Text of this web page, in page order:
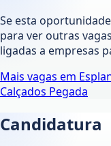
Se esta
para ver outras
ligadas a empresas
Mais vagas em
Calçados Pegada
Candidatura